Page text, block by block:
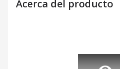
Acerca del producto